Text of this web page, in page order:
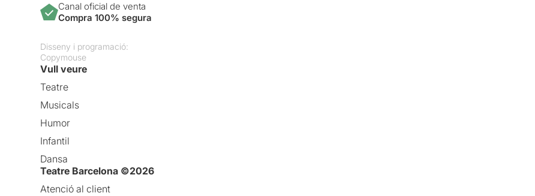
Canal oficial de venta
Compra 100% segura
Disseny i programació:
Copymouse
Vull veure
Teatre
Musicals
Humor
Infantil
Dansa
Teatre Barcelona ©2026
Atenció al client